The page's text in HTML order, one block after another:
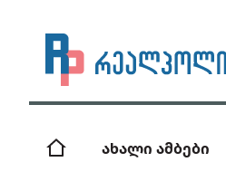
ახალი ამბები